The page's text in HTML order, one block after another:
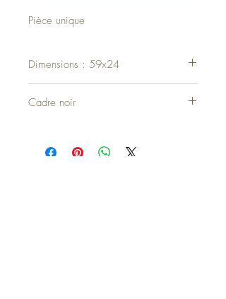
Pièce unique
Dimensions : 59x24
Cadre noir